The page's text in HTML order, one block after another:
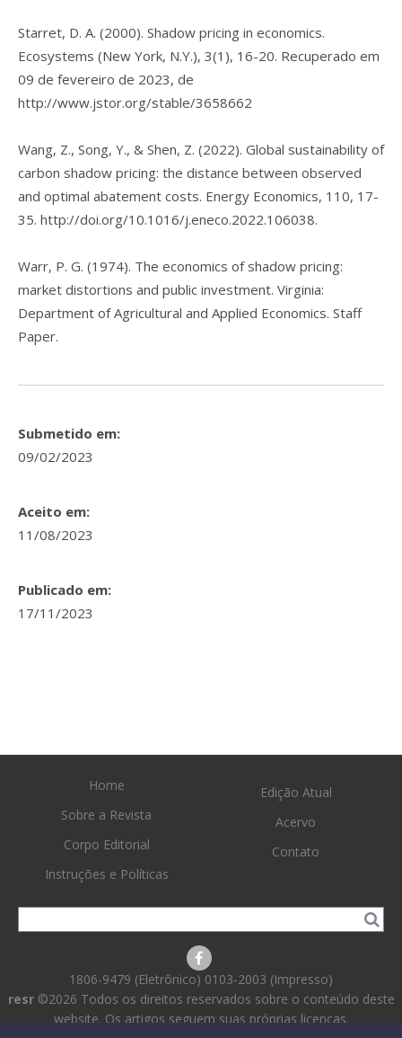
Starret, D. A. (2000). Shadow pricing in economics.
Ecosystems (New York, N.Y.), 3(1), 16-20. Recuperado em
09 de fevereiro de 2023, de
http://www.jstor.org/stable/3658662
Wang, Z., Song, Y., & Shen, Z. (2022). Global sustainability of
carbon shadow pricing: the distance between observed
and optimal abatement costs. Energy Economics, 110, 17-
35. http://doi.org/10.1016/j.eneco.2022.106038.
Warr, P. G. (1974). The economics of shadow pricing:
market distortions and public investment. Virginia:
Department of Agricultural and Applied Economics. Staff
Paper.
Submetido em:
09/02/2023
Aceito em:
11/08/2023
Publicado em:
17/11/2023
Home
Sobre a Revista
Corpo Editorial
Instruções e Políticas
Edição Atual
Acervo
Contato
1806-9479 (Eletrônico) 0103-2003 (Impresso)
resr ©2026 Todos os direitos reservados sobre o conteúdo deste
website. Os artigos seguem suas próprias licenças.